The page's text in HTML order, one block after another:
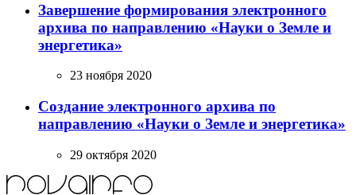
Завершение формирования электронного
архива по направлению «Науки о Земле и
энергетика»
23 ноября 2020
Создание электронного архива по
направлению «Науки о Земле и энергетика»
29 октября 2020